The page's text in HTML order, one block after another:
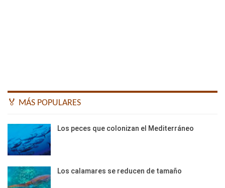
🏅 MÁS POPULARES
Los peces que colonizan el Mediterráneo
Los calamares se reducen de tamaño